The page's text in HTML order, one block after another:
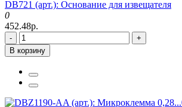
DB721 (арт.): Основание для извещателя
0
452.48р.
-
+
В корзину